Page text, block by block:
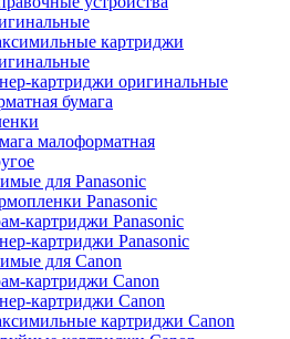
картриджи
картриджи оригинальные
бумага
малоформатная
для Panasonic
Panasonic
картриджи Panasonic
картриджи Panasonic
для Canon
картриджи Canon
картриджи Canon
картриджи Canon